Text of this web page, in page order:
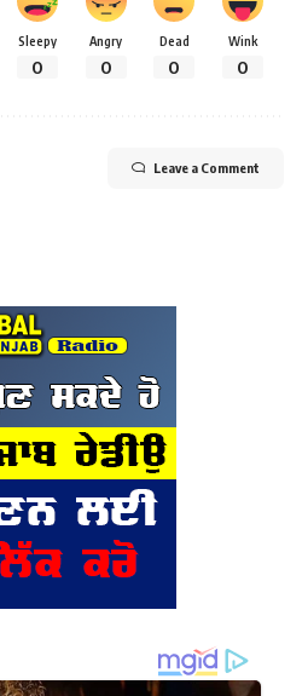
Sleepy
0
Angry
0
Dead
0
Wink
0
Leave a Comment